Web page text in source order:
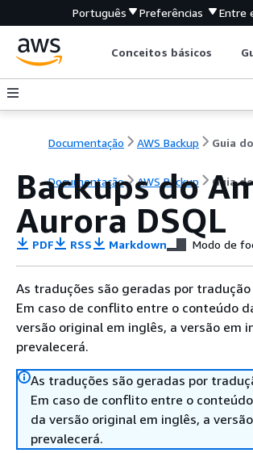
Português Preferências Entre
Conceitos básicos
Documentação AWS Backup Guia
Documentação AWS Backup Guia
Backups do
Aurora DSQL
PDF RSS Markdown Modo de
As traduções são geradas por
Em caso de conflito entre o conteúdo
versão original em inglês, a versão em
prevalecerá.
As traduções são geradas por
Em caso de conflito entre o
da versão original em inglês, a
prevalecerá.